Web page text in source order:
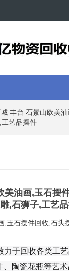
丰台 石景山欧美
艺品摆件
美油画,玉石摆
,石狮子,工艺
,玉石摆件回收,石头
力于回收各类工
、陶瓷花瓶等艺